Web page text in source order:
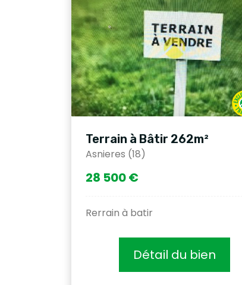
Terrain à Bâtir 262m²
Asnieres (18)
28 500 €
Rerrain à batir
Détail du bien